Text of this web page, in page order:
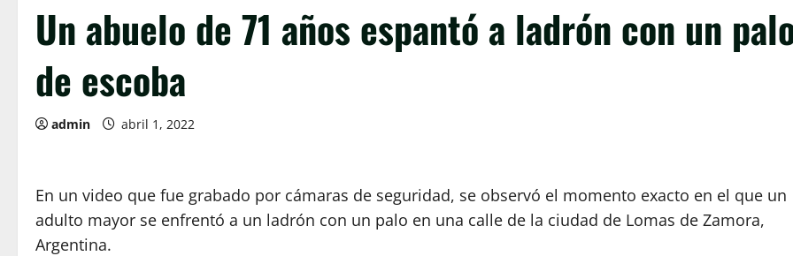
Un abuelo de 71 años espantó a ladrón con un
de escoba
admin abril 1, 2022
En un video que fue grabado por cámaras de seguridad, se observó el momento exacto en el que un
adulto mayor se enfrentó a un ladrón con un palo en una calle de la ciudad de Lomas de Zamora,
Argentina.